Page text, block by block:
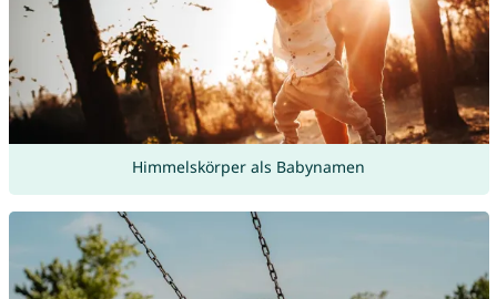
Himmelskörper als Babynamen